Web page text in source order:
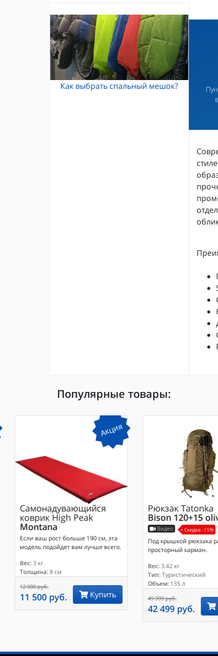
Кошки Grivel
Каски и шлемы для альпинизма
Жумары и зажимы
Карабины и оттяжки
Спусковые устройства
Как выбрать спальный мешок?
Популярные товары:
Акция
Самонадувающийся
коврик High Peak
Montana
Если ваш рост больше 190 см, эта
модель подойдет вам лучше всего.
Вес:3 кг
Толщина:8 см
12 000 руб.
11 500 руб. Купить
Рюкзак Tatonka
Bison 120+15
Видео Скидка -15%
Под крышкой рюкзака
просторный карман.
Вес:3.42 кг
Тип:Туристический
Объем:135 л
49 999 руб.
42 499 руб.